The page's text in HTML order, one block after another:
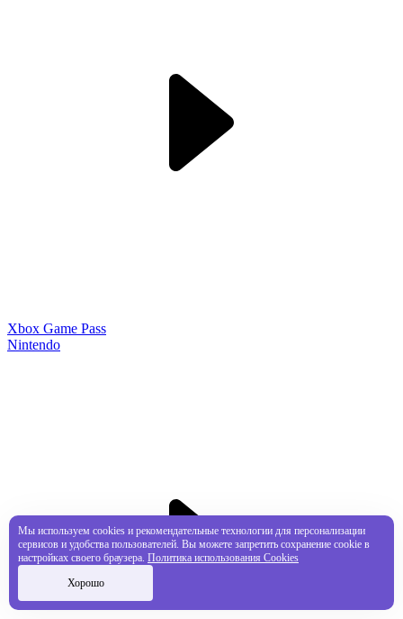
Xbox Game Pass
Nintendo
Мы используем cookies и рекомендательные технологии для персонализации
сервисов и удобства пользователей. Вы можете запретить сохранение cookie в
настройках своего браузера. Политика использования Cookies
Хорошо